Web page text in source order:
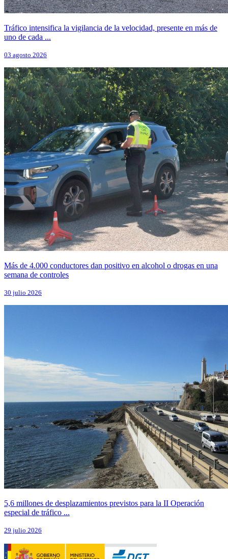
Tráfico intensifica la vigilancia de la velocidad, presente en más de
uno de cada ...
03 agosto 2026
Más de 4.000 conductores dan positivo en alcohol o drogas en una
semana de controles
30 julio 2026
5,6 millones de desplazamientos previstos para la II Operación
especial de tráfico ...
29 julio 2026